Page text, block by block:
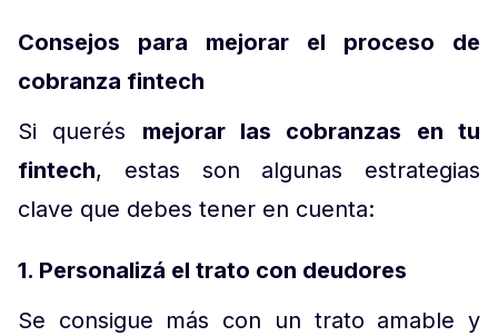
Consejos para mejorar el proceso de
cobranza fintech
Si querés mejorar las cobranzas en tu
fintech, estas son algunas estrategias
clave que debes tener en cuenta:
1. Personalizá el trato con deudores
Se consigue más con un trato amable y